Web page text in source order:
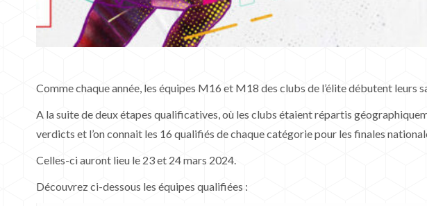
Comme chaque année, les équipes M16 et M18 des clubs de l’élite débutent leurs
A la suite de deux étapes qualificatives, où les clubs étaient répartis
verdicts et l’on connait les 16 qualifiés de chaque catégorie pour les finales
Celles-ci auront lieu le 23 et 24 mars 2024.
Découvrez ci-dessous les équipes qualifiées :